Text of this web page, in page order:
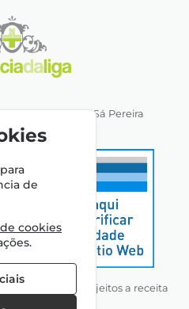
Rita Miranda de Sá Pereira
501064974
não sujeitos a receita
Infarmed, I.P.
de
cookies